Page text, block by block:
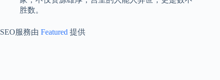
胜数。
SEO服務由 Featured 提供